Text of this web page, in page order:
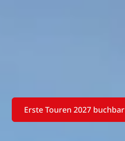
Erste Touren 2027 buchbar